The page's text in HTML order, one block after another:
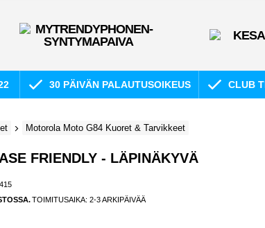
30 PÄIVÄN PALAUTUSOIKEUS CLUB
Motorola Moto G84 Kuoret & Tarvikkeet
FRIENDLY - LÄPINÄKYVÄ
TOIMITUSAIKA: 2-3 ARKIPÄIVÄÄ